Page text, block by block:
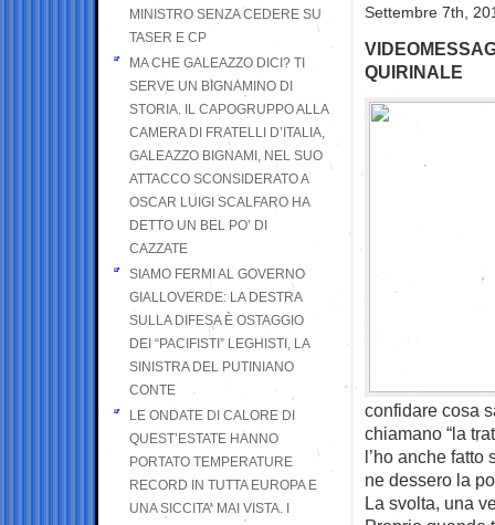
Settembre 7th,
QUIRINALE
confidare cosa
chiamano “la
l’ho anche
ne dessero la
La svolta, una
MINISTRO SENZA CEDERE SU
TASER E CP
MA CHE GALEAZZO DICI? TI
SERVE UN BIGNAMINO DI
STORIA. IL CAPOGRUPPO ALLA
CAMERA DI FRATELLI D’ITALIA,
GALEAZZO BIGNAMI, NEL SUO
ATTACCO SCONSIDERATO A
OSCAR LUIGI SCALFARO HA
DETTO UN BEL PO’ DI
CAZZATE
SIAMO FERMI AL GOVERNO
GIALLOVERDE: LA DESTRA
SULLA DIFESA È OSTAGGIO
DEI “PACIFISTI” LEGHISTI, LA
SINISTRA DEL PUTINIANO
CONTE
LE ONDATE DI CALORE DI
QUEST’ESTATE HANNO
PORTATO TEMPERATURE
RECORD IN TUTTA EUROPA E
UNA SICCITA’ MAI VISTA. I